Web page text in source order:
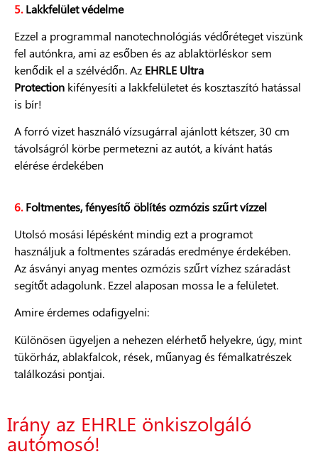
5.Lakkfelület védelme
Ezzel a programmal nanotechnológiás védőréteget viszünk
fel autónkra, ami az esőben és az ablaktörléskor sem
kenődik el a szélvédőn. Az EHRLE Ultra
Protection kifényesíti a lakkfelületet és kosztaszító hatással
is bír!
A forró vizet használó vízsugárral ajánlott kétszer, 30 cm
távolságról körbe permetezni az autót, a kívánt hatás
elérése érdekében
6.Foltmentes, fényesítő öblítés ozmózis szűrt vízzel
Utolsó mosási lépésként mindig ezt a programot
használjuk a foltmentes száradás eredménye érdekében.
Az ásványi anyag mentes ozmózis szűrt vízhez száradást
segítőt adagolunk. Ezzel alaposan mossa le a felületet.
Amire érdemes odafigyelni:
Különösen ügyeljen a nehezen elérhető helyekre, úgy, mint
tükörház, ablakfalcok, rések, műanyag és fémalkatrészek
találkozási pontjai.
Irány az EHRLE önkiszolgáló
autómosó!